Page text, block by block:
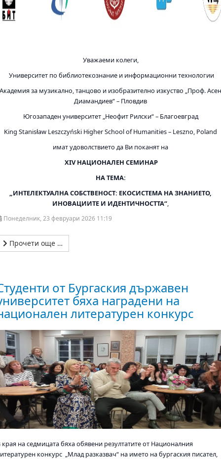
Уважаеми колеги,
Университет по библиотекознание и информационни технологии
Академия за музикално, танцово и изобразително изкуство „Проф. Асен
Диамандиев“ – Пловдив
Югозападен университет „Неофит Рилски“ – Благоевград
King Stanisław Leszczyński Higher School of Humanities – Leszno, Poland
имат удоволствието да Ви поканят на
XIVНАЦИОНАЛЕН СЕМИНАР
НА ТЕМА:
„ИНТЕЛЕКТУАЛНА СОБСТВЕНОСТ: ЕКОСИСТЕМА НА ЗНАНИЕТО,
ИНОВАЦИИТЕ И ИДЕНТИЧНОСТТА“,
Понеделник, 23 февруари 2026 11:19
Прочети още …
от Бургаския държавен
бяха наградени на
литературен конкурс
края на седмицата бяха обявени резултатите от Националния
конкурс „Млад разказвач“ на името на бургаския писател,